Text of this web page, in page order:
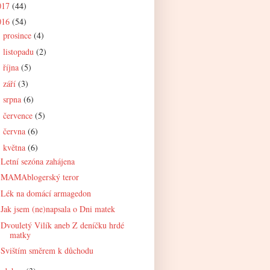
(44)
(54)
prosince (4)
listopadu (2)
října (5)
září (3)
srpna (6)
července (5)
června (6)
května (6)
Letní sezóna zahájena
MAMAblogerský teror
Lék na domácí armagedon
Jak jsem (ne)napsala o Dni matek
Dvouletý Vilík aneb Z deníčku hrdé
matky
Svištím směrem k důchodu